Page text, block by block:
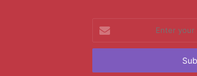
your
Email